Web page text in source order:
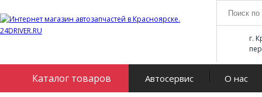
г.
Каталог товаров Автосервис О нас